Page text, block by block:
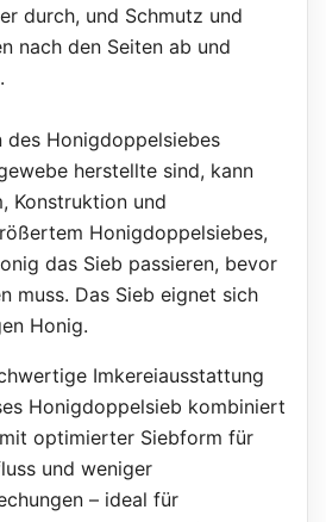
durch, und Schmutz und
nach den Seiten ab und
des Honigdoppelsiebes
herstellte sind, kann
Konstruktion und
Honigdoppelsiebes,
das Sieb passieren, bevor
muss. Das Sieb eignet sich
Honig.
Imkereiausstattung
Honigdoppelsieb kombiniert
optimierter Siebform für
und weniger
– ideal für